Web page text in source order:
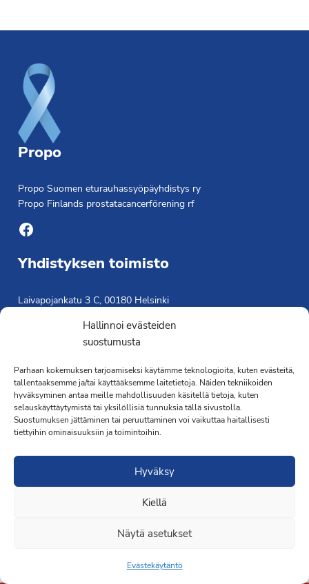
Hallinnoi evästeiden
suostumusta
Parhaan kokemuksen tarjoamiseksi käytämme teknologioita, kuten evästeitä,
tallentaaksemme ja/tai käyttääksemme laitetietoja. Näiden tekniikoiden
hyväksyminen antaa meille mahdollisuuden käsitellä tietoja, kuten
selauskäyttäytymistä tai yksilöllisiä tunnuksia tällä sivustolla.
Suostumuksen jättäminen tai peruuttaminen voi vaikuttaa haitallisesti
tiettyihin ominaisuuksiin ja toimintoihin.
Hyväksy
Kiellä
Näytä asetukset
Evästekäytäntö
Propo
Propo Suomen eturauhassyöpäyhdistys ry
Propo Finlands prostatacancerförening rf
Liity jäseneksi
Facebook
Yhdistyksen toimisto
Laivapojankatu 3 C, 00180 Helsinki
Saavutettavuusseloste »
Toiminnanjohtaja
Kimmo Järvinen
Terveydenhoitaja
041 501 4176
·Toteutus ja ylläpitoMMD Networks